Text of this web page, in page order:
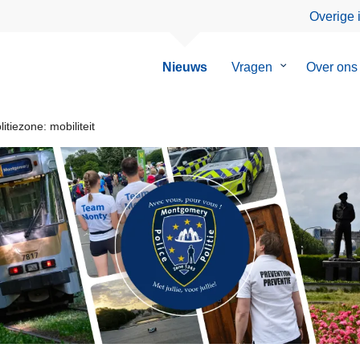
Overige
Nieuws Vragen
SubmenuOver ons
mobiliteit